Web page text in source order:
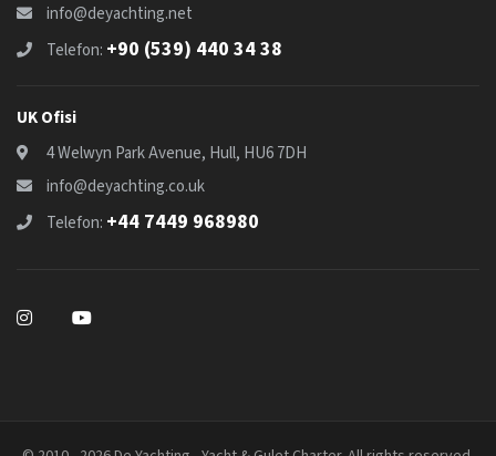
info@deyachting.net
Telefon: +90 (539) 440 34 38
UK Ofisi
4 Welwyn Park Avenue, Hull, HU6 7DH
info@deyachting.co.uk
Telefon: +44 7449 968980